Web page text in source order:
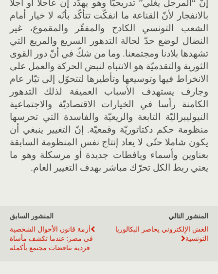
إنّ “المرجل يغلي” تدريجيّا وهو يهدّد إن عاجلا أو آجلا
بالانفجار لأنّ القناعة ما انفكّت تتأكّد بأنّه لا خيار أمام
الشعب التونسي الكادح والمفقّر والمقموع، غير
النضال لوضع حدّ لحالة التدهور السريع والمريع التي
تشهدها بلادنا ومجتمعنا. وما من شكّ في أنّ دور القوى
الثورية والتقدميّة هو الانتباه لنبض الحركة والعمل على
الانخراط فيها وتوسيعها وتأطيرها لتتحوّل إلى تيّار عام
وجارف يستهدف الأسباب العميقة لذلك التدهور
الكامنة رأسا في الخيارات الاقتصاديّة والاجتماعية
النيوليبراليّة التابعة والريعيّة والفاسدة التي تحرسها
منظومة حكم دكتاتوريّة وقمعيّة. إنّ التغيير ينبغي أن
يكون شاملا حتّى لا يعاد إنتاج نفس المنظومة السابقة
بعناوين وأسماء ويافطات جديدة أو مرسكلة وهو ما
يعني ربط الكل تحرّك مباشر بهدف التغيير العام.
المنشور السابق
أزمة قانون الأحوال الشخصية
في مصر: عندما تكشف مأساة
فردية تناقضات مجتمع بأكمله
المنشور التالي
الغش الإلكتروني يحاصر البكالوريا
التونسية